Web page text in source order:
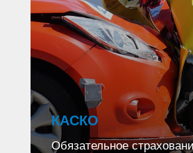
КАСКО
Обязательное